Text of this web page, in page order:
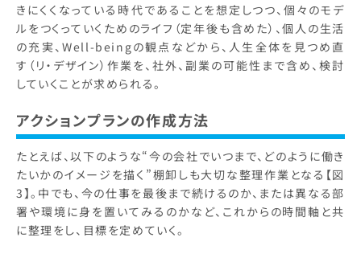
きにくくなっている時代であることを想定しつつ、個々のモデ
ルをつくっていくためのライフ（定年後も含めた）、個人の生活
の充実、Well-beingの観点などから、人生全体を見つめ直
す（リ・デザイン）作業を、社外、副業の可能性まで含め、検討
していくことが求められる。
アクションプランの作成方法
たとえば、以下のような“今の会社でいつまで、どのように働き
たいかのイメージを描く”棚卸しも大切な整理作業となる【図
3】。中でも、今の仕事を最後まで続けるのか、または異なる部
署や環境に身を置いてみるのかなど、これからの時間軸と共
に整理をし、目標を定めていく。